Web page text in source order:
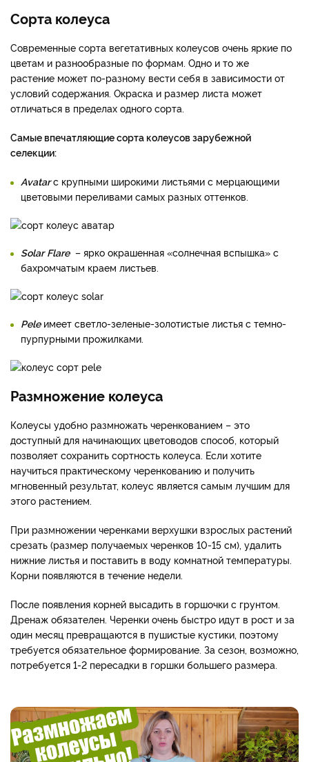
Сорта колеуса
Современные сорта вегетативных колеусов очень яркие по
цветам и разнообразные по формам. Одно и то же
растение может по-разному вести себя в зависимости от
условий содержания. Окраска и размер листа может
отличаться в пределах одного сорта.
Самые впечатляющие сорта колеусов зарубежной
селекции:
Avatarс крупными широкими листьями с мерцающими
цветовыми переливами самых разных оттенков.
Solar Flare– ярко окрашенная «солнечная вспышка» с
бахромчатым краем листьев.
Peleимеет светло-зеленые-золотистые листья с темно-
пурпурными прожилками.
Размножение колеуса
Колеусы удобно размножать черенкованием – это
доступный для начинающих цветоводов способ, который
позволяет сохранить сортность колеуса. Если хотите
научиться практическому черенкованию и получить
мгновенный результат, колеус является самым лучшим для
этого растением.
При размножении черенками верхушки взрослых растений
срезать (размер получаемых черенков 10-15 см), удалить
нижние листья и поставить в воду комнатной температуры.
Корни появляются в течение недели.
После появления корней высадить в горшочки с грунтом.
Дренаж обязателен. Черенки очень быстро идут в рост и за
один месяц превращаются в пушистые кустики, поэтому
требуется обязательное формирование. За сезон, возможно,
потребуется 1-2 пересадки в горшки большего размера.